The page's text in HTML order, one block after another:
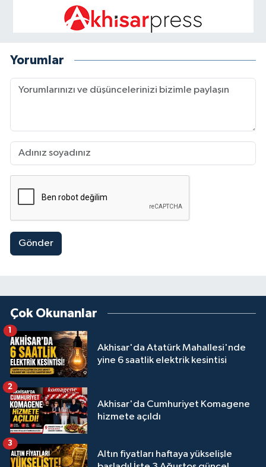
Yorumlar
Gönder
Çok Okunanlar
Akhisar'da Atatürk Mahallesi'nde
yine 6 saatlik elektrik kesintisi
1
Akhisar'da Cumhuriyet Komagene
hizmete açıldı
2
Altın fiyatları haftaya yükselişle
3